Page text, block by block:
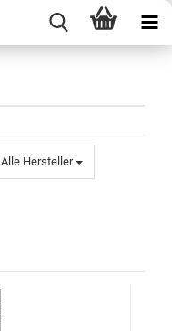
Alle Hersteller